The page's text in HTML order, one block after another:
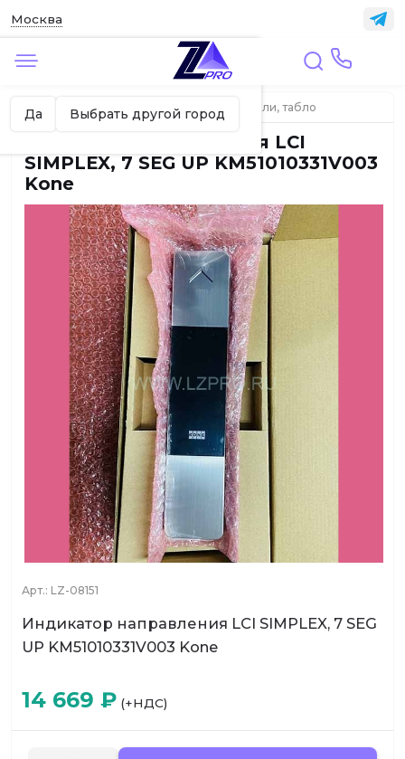
Москва
Москва ваш город?
Да Выбрать другой город
Главная ЛИФТЫ Индикаторы, указатели, табло
Индикатор направления LCI
SIMPLEX, 7 SEG UP KM51010331V003
Kone
Арт.: LZ-08151
Индикатор направления LCI SIMPLEX, 7 SEG
UP KM51010331V003 Kone
14 669 ₽ (+НДС)